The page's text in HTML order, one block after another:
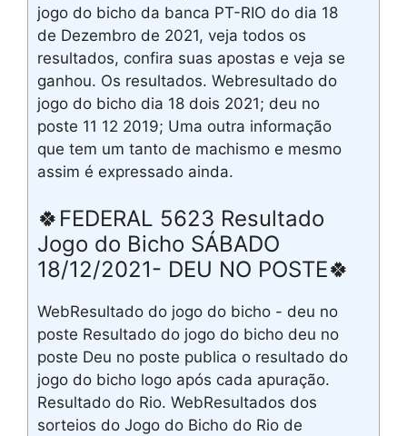
jogo do bicho da banca PT-RIO do dia 18
de Dezembro de 2021, veja todos os
resultados, confira suas apostas e veja se
ganhou. Os resultados. Webresultado do
jogo do bicho dia 18 dois 2021; deu no
poste 11 12 2019; Uma outra informação
que tem um tanto de machismo e mesmo
assim é expressado ainda.
🍀FEDERAL 5623 Resultado
Jogo do Bicho SÁBADO
18/12/2021- DEU NO POSTE🍀
WebResultado do jogo do bicho - deu no
poste Resultado do jogo do bicho deu no
poste Deu no poste publica o resultado do
jogo do bicho logo após cada apuração.
Resultado do Rio. WebResultados dos
sorteios do Jogo do Bicho do Rio de